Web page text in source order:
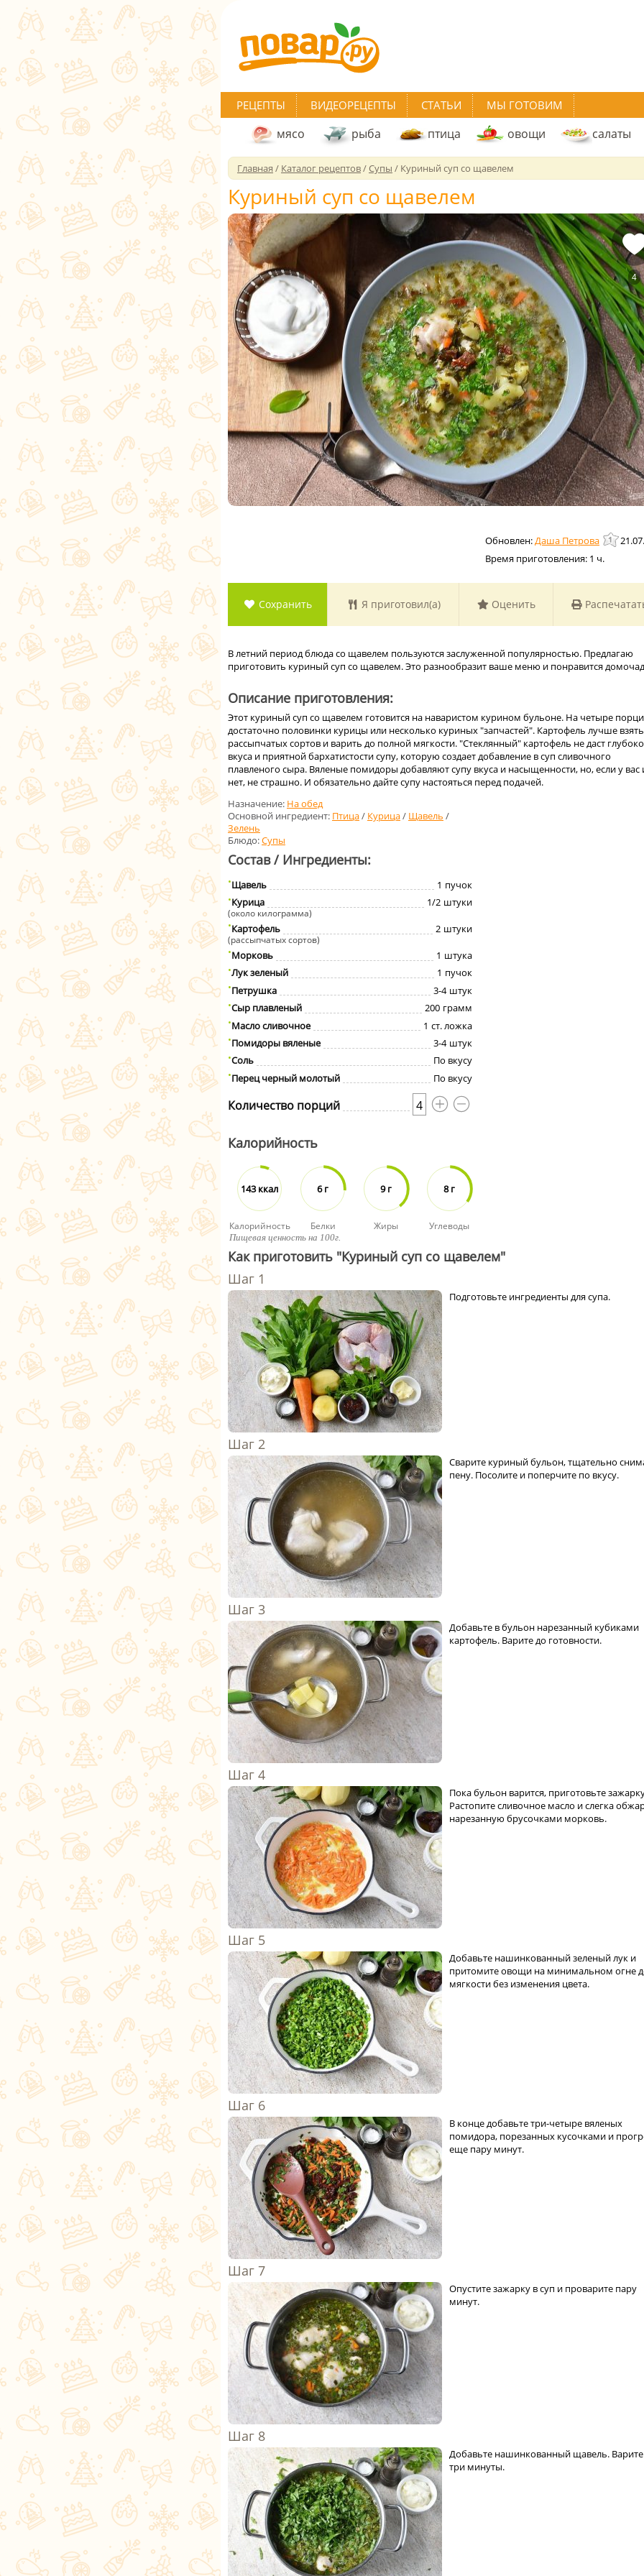
РЕЦЕПТЫ ВИДЕОРЕЦЕПТЫ СТАТЬИ МЫ ГОТОВИМ
мясо рыба птица овощи салаты
Главная / Каталог рецептов/Супы / Куриный суп со щавелем
Куриный суп со щавелем
4
Даша Петрова
Время приготовления: 1 ч.
Сохранить Я приготовил(а) Оценить
В летний период блюда со щавелем пользуются заслуженной популярностью. Предлагаю
приготовить куриный суп со щавелем. Это разнообразит ваше меню и понравится
Описание приготовления:
Этот куриный суп со щавелем готовится на наваристом курином бульоне. На четыре
достаточно половинки курицы или несколько куриных "запчастей". Картофель лучше взять
рассыпчатых сортов и варить до полной мягкости. "Стеклянный" картофель не даст глубоко
вкуса и приятной бархатистости супу, которую создает добавление в суп сливочного
плавленого сыра. Вяленые помидоры добавляют супу вкуса и насыщенности, но, если у вас
нет, не страшно. И обязательно дайте супу настояться перед подачей.
Назначение: На обед
Основной ингредиент: Птица/ Курица/ Щавель /
Зелень
Блюдо:Супы
Состав / Ингредиенты:
Щавель 1 пучок
Курица
1/2 штуки
(около килограмма)
Картофель 2 штуки
(рассыпчатых сортов)
Морковь 1 штука
Лук зеленый
1 пучок
Петрушка
3-4 штук
Сыр плавленый
200 грамм
Масло сливочное
1 ст. ложка
Помидоры вяленые
3-4 штук
Соль
По вкусу
Перец черный молотый
По вкусу
Количество порций 4
Калорийность
143 ккал
Калорийность
6 г
Белки
9 г
Жиры
8 г
Углеводы
Пищевая ценность на 100г.
Как приготовить "Куриный суп со щавелем"
Подготовьте ингредиенты для супа.
Сварите куриный бульон, тщательно
пену. Посолите и поперчите по вкусу.
Добавьте в бульон нарезанный кубиками
картофель. Варите до готовности.
Пока бульон варится, приготовьте
Растопите сливочное масло и слегка
нарезанную брусочками морковь.
Добавьте нашинкованный зеленый лук и
притомите овощи на минимальном огне
мягкости без изменения цвета.
В конце добавьте три-четыре вяленых
помидора, порезанных кусочками и
еще пару минут.
Опустите зажарку в суп и проварите пару
минут.
Добавьте нашинкованный щавель. Варите
три минуты.